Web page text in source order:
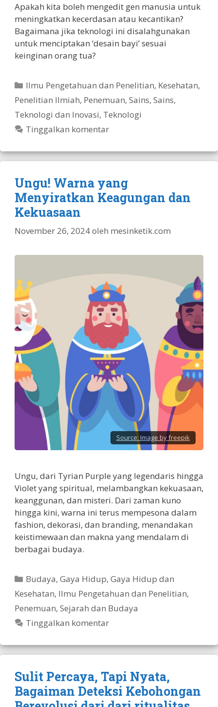
Apakah kita boleh mengedit gen manusia untuk
meningkatkan kecerdasan atau kecantikan?
Bagaimana jika teknologi ini disalahgunakan
untuk menciptakan ‘desain bayi’ sesuai
keinginan orang tua?
Kategori
Ilmu Pengetahuan dan Penelitian, Kesehatan,
Penelitian Ilmiah, Penemuan, Sains, Sains,
Teknologi dan Inovasi, Teknologi
Tinggalkan komentar
Ungu! Warna yang
Menyiratkan Keagungan dan
Kekuasaan
November 26, 2024oleh mesinketik.com
Source:Image by freepik
Ungu, dari Tyrian Purple yang legendaris hingga
Violet yang spiritual, melambangkan kekuasaan,
keanggunan, dan misteri. Dari zaman kuno
hingga kini, warna ini terus mempesona dalam
fashion, dekorasi, dan branding, menandakan
keistimewaan dan makna yang mendalam di
berbagai budaya.
Kategori
Budaya,Gaya Hidup,Gaya Hidup dan
Kesehatan, Ilmu Pengetahuan dan Penelitian,
Penemuan, Sejarah dan Budaya
Tinggalkan komentar
Sulit Percaya, Tapi Nyata,
Bagaiman Deteksi Kebohongan